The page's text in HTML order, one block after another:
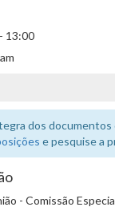
13:00
dos
e pesquise a
- Comissão